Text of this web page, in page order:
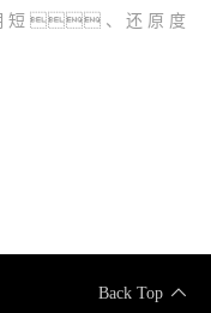
短、还原度
Back Top